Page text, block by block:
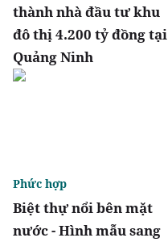
thành nhà đầu tư khu
đô thị 4.200 tỷ đồng tại
Quảng Ninh
Biệt thự nổi bên mặt
nước - Hình mẫu sang
Phức hợp